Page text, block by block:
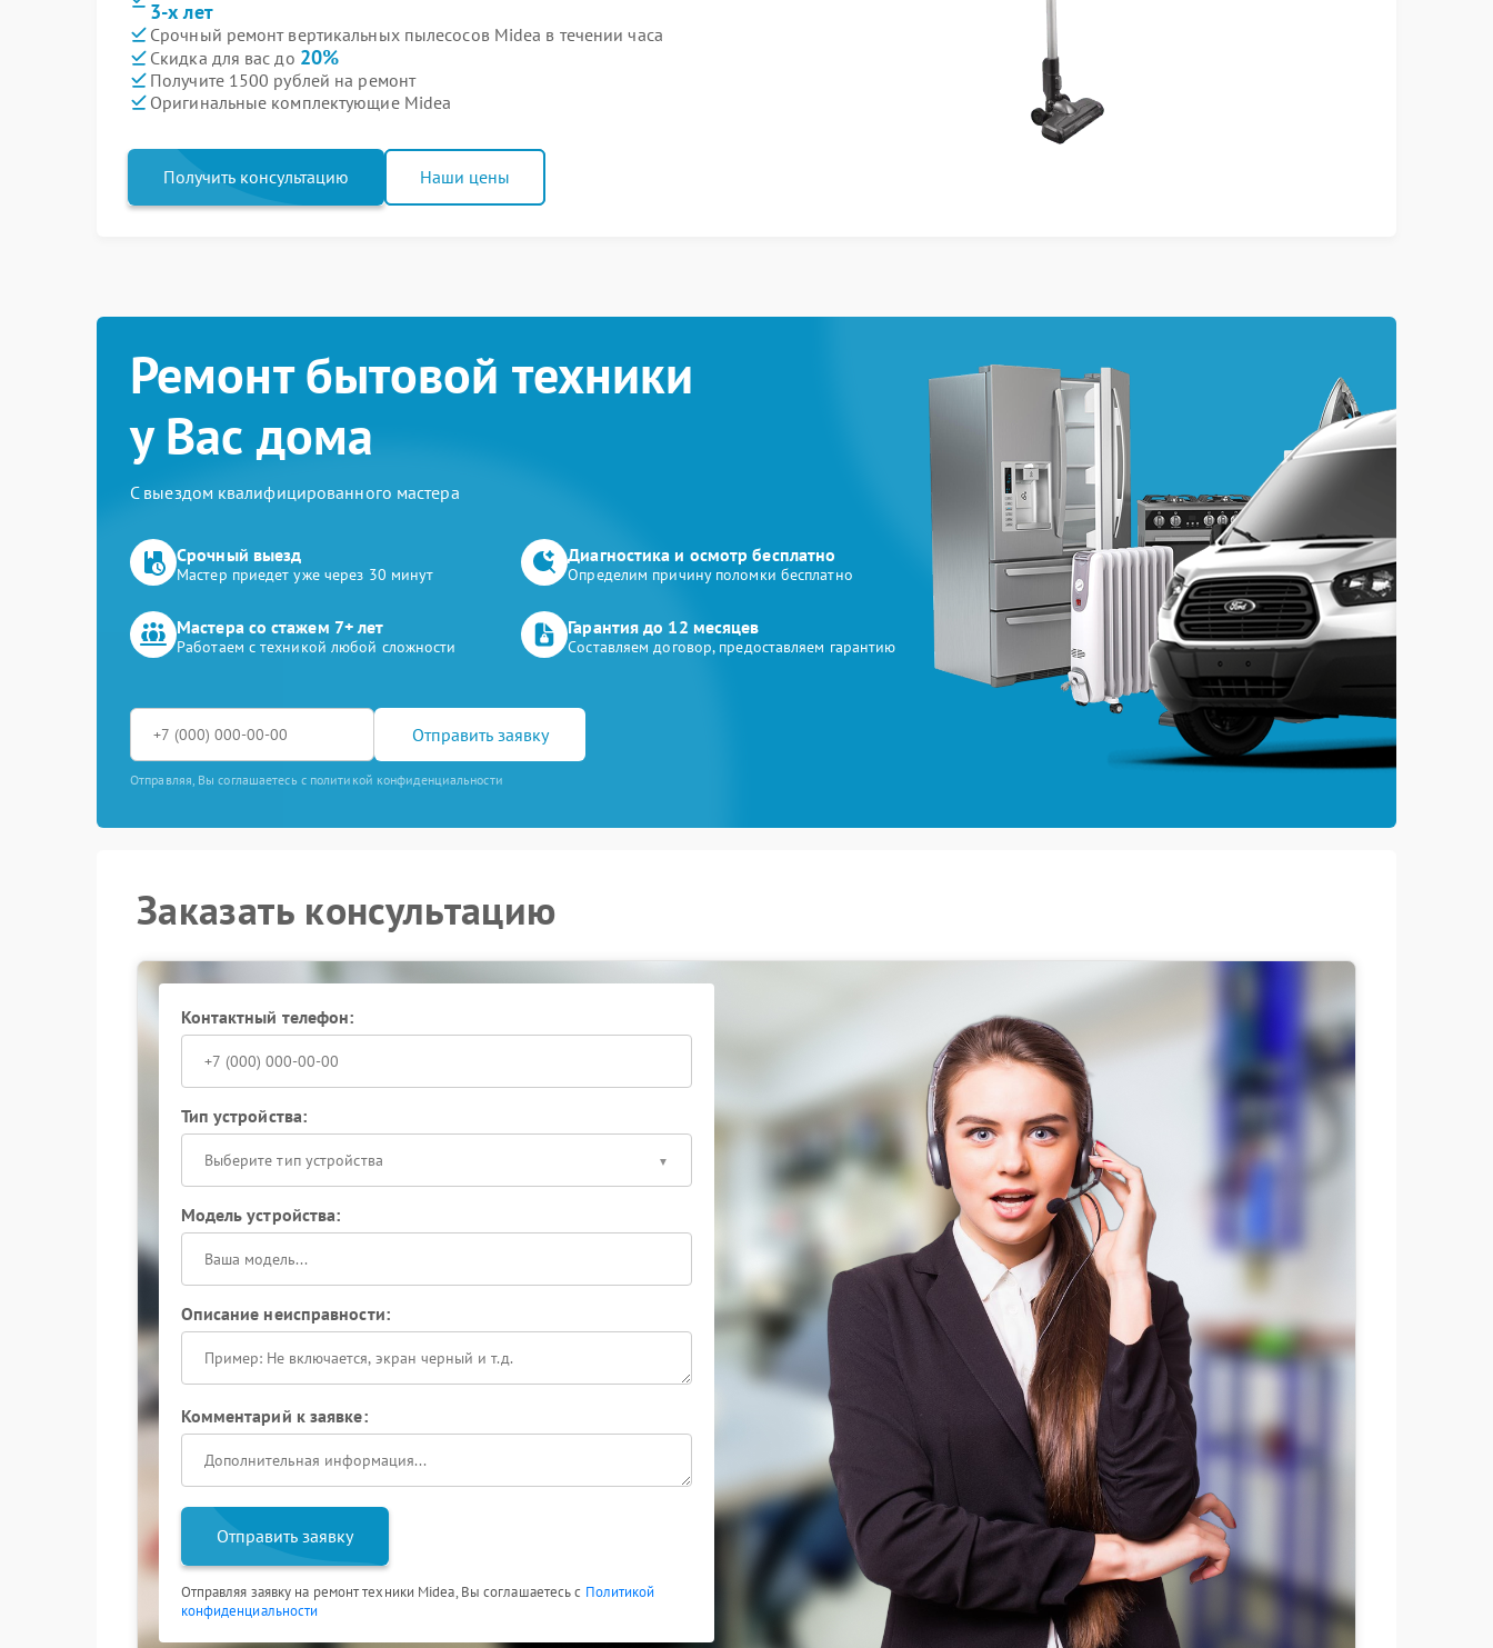
3-х лет
Срочный ремонт вертикальных пылесосов Midea в течении часа
Скидка для вас до 20%
Получите 1500 рублей на ремонт
Оригинальные комплектующие Midea
Получить консультацию Наши цены
Ремонт бытовой техники
у Вас дома
С выездом квалифицированного мастера
Срочный выезд
Мастер приедет уже через 30 минут
Диагностика и осмотр бесплатно
Определим причину поломки бесплатно
Мастера со стажем 7+ лет
Работаем с техникой любой сложности
Гарантия до 12 месяцев
Составляем договор, предоставляем гарантию
Отправить заявку
Отправляя, Вы соглашаетесь с политикой конфиденциальности
Заказать консультацию
Контактный телефон:
Тип устройства:
Выберите тип устройства
Модель устройства:
Описание неисправности:
Комментарий к заявке:
Отправить заявку
Отправляя заявку на ремонт техники Midea, Вы соглашаетесь с Политикой
конфиденциальности